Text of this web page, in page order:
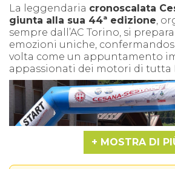
La leggendaria cronoscalata
giunta alla sua 44ª edizione ,
sempre dall’AC Torino, si
emozioni uniche,
volta come un appuntamento
appassionati dei motori di tutta
MOSTRA DI